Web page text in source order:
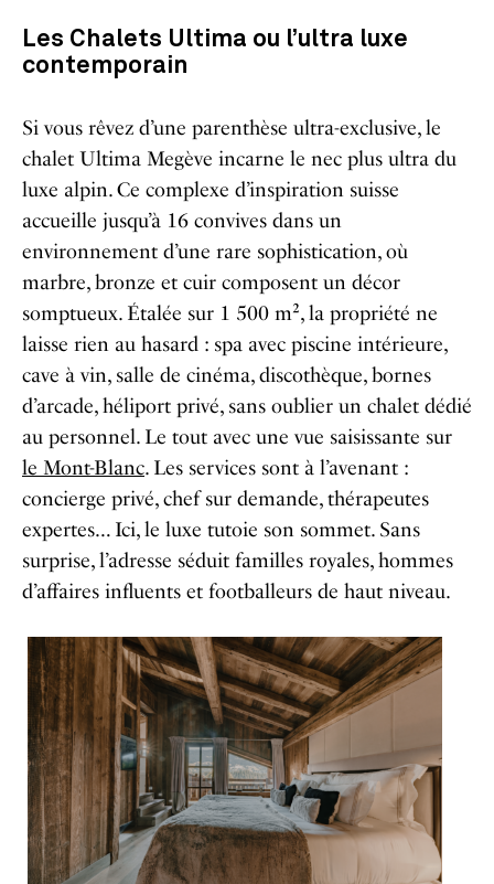
Les Chalets Ultima ou l’ultra luxe
contemporain
Si vous rêvez d’une parenthèse ultra-exclusive, le
chalet Ultima Megève incarne le nec plus ultra du
luxe alpin. Ce complexe d’inspiration suisse
accueille jusqu’à 16 convives dans un
environnement d’une rare sophistication, où
marbre, bronze et cuir composent un décor
somptueux. Étalée sur 1 500 m², la propriété ne
laisse rien au hasard : spa avec piscine intérieure,
cave à vin, salle de cinéma, discothèque, bornes
d’arcade, héliport privé, sans oublier un chalet dédié
au personnel. Le tout avec une vue saisissante sur
le Mont-Blanc. Les services sont à l’avenant :
concierge privé, chef sur demande, thérapeutes
expertes… Ici, le luxe tutoie son sommet. Sans
surprise, l’adresse séduit familles royales, hommes
d’affaires influents et footballeurs de haut niveau.